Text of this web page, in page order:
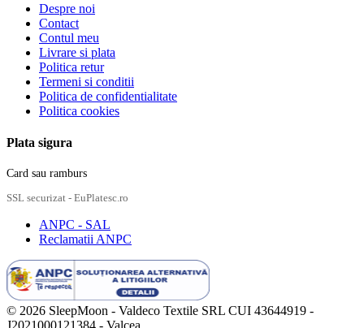
Despre noi
Contact
Contul meu
Livrare si plata
Politica retur
Termeni si conditii
Politica de confidentialitate
Politica cookies
Plata sigura
Card sau ramburs
SSL securizat - EuPlatesc.ro
ANPC - SAL
Reclamatii ANPC
© 2026 SleepMoon - Valdeco Textile SRL CUI 43644919 -